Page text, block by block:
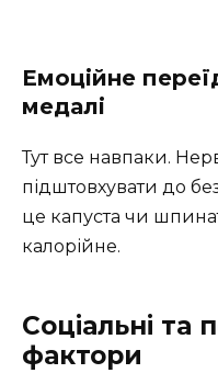
Емоційне
медалі
Тут все навпаки.
підштовхувати до
це капуста чи
калорійне.
Соціальні та
фактори